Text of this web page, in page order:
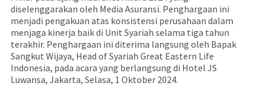
diselenggarakan oleh Media Asuransi. Penghargaan ini
menjadi pengakuan atas konsistensi perusahaan dalam
menjaga kinerja baik di Unit Syariah selama tiga tahun
terakhir. Penghargaan ini diterima langsung oleh Bapak
Sangkut Wijaya, Head of Syariah Great Eastern Life
Indonesia, pada acara yang berlangsung di Hotel JS
Luwansa, Jakarta, Selasa, 1 Oktober 2024.